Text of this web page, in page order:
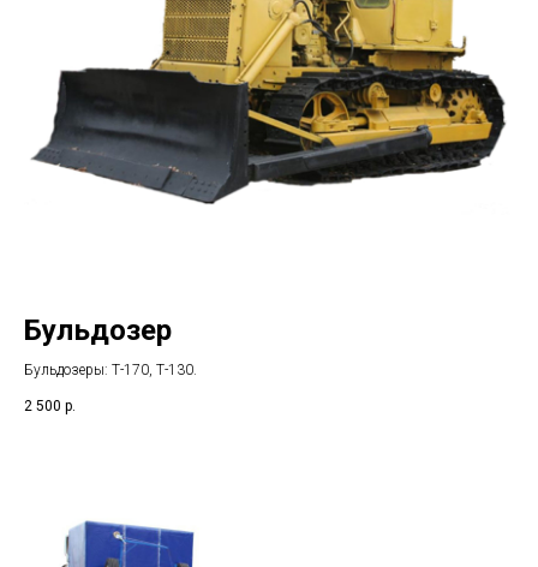
Бульдозер
Бульдозеры: Т-170, Т-130.
2 500 р.